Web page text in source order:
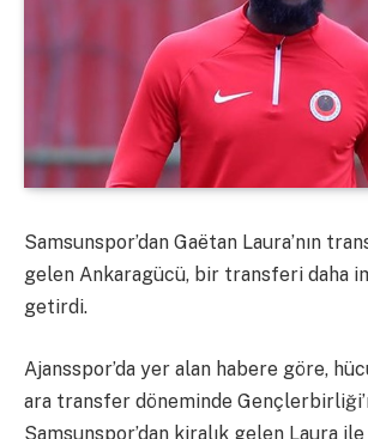
Samsunspor’dan Gaëtan Laura’nın
gelen Ankaragücü, bir transferi daha
getirdi.
Ajansspor’da yer alan habere göre,
ara transfer döneminde
Samsunspor’dan kiralık gelen Laura